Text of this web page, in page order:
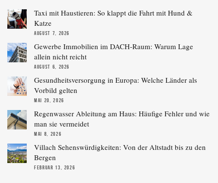
Taxi mit Haustieren: So klappt die Fahrt mit Hund &
Katze
AUGUST 7, 2026
Gewerbe Immobilien im DACH-Raum: Warum Lage
allein nicht reicht
AUGUST 6, 2026
Gesundheitsversorgung in Europa: Welche Länder als
Vorbild gelten
MAI 20, 2026
Regenwasser Ableitung am Haus: Häufige Fehler und wie
man sie vermeidet
MAI 8, 2026
Villach Sehenswürdigkeiten: Von der Altstadt bis zu den
Bergen
FEBRUAR 13, 2026